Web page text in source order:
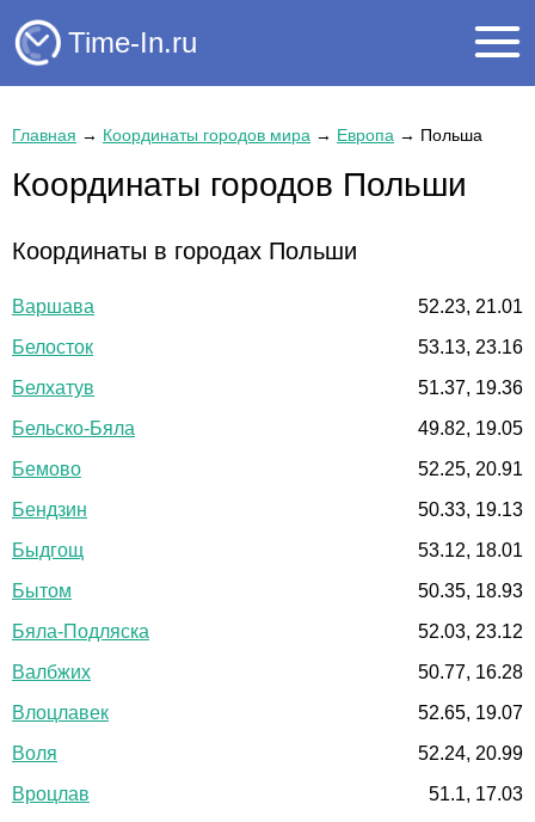
Time-In.ru
Главная → Координаты городов мира → Европа → Польша
Координаты городов Польши
Координаты в городах Польши
Варшава
52.23, 21.01
Белосток
53.13, 23.16
Белхатув
51.37, 19.36
Бельско-Бяла
49.82, 19.05
Бемово
52.25, 20.91
Бендзин
50.33, 19.13
Быдгощ
53.12, 18.01
Бытом
50.35, 18.93
Бяла-Подляска
52.03, 23.12
Валбжих
50.77, 16.28
Влоцлавек
52.65, 19.07
Воля
52.24, 20.99
Вроцлав
51.1, 17.03